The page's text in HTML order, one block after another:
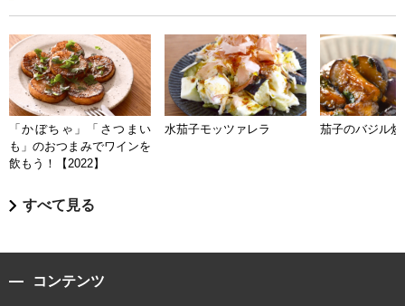
「かぼちゃ」「さつまい
も」のおつまみでワインを
飲もう！【2022】
水茄子モッツァレラ 茄子のバジル炒
すべて見る
コンテンツ